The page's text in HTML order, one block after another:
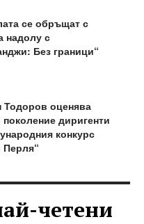
се обръщат с
надолу с
Без граници“
Тодоров оценява
поколение диригенти
конкурс
Перля“
четени